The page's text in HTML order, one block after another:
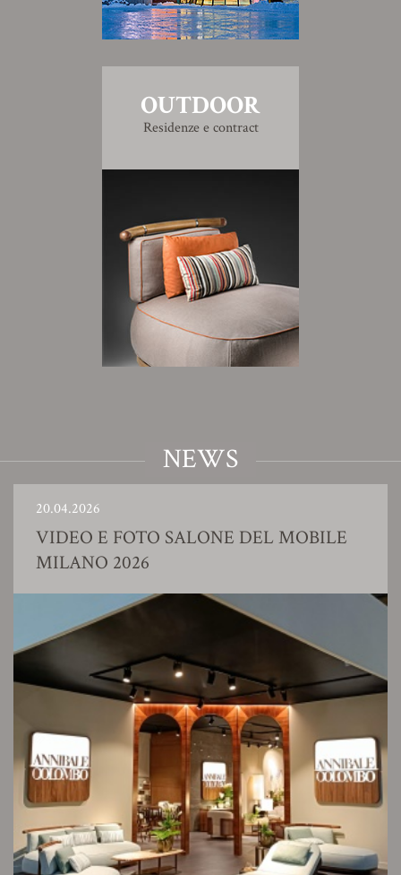
OUTDOOR
Residenze e contract
NEWS
20.04.2026
VIDEO E FOTO SALONE DEL MOBILE
MILANO 2026